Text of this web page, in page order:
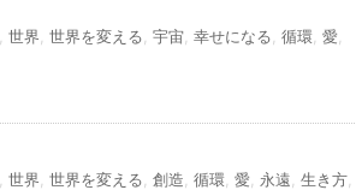
世界 世界を変える 宇宙 幸せになる 循環 愛
世界 世界を変える 創造 循環 愛 永遠 生き方